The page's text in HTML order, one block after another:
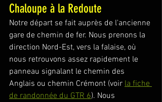
Chaloupe à la Redoute
Notre départ se fait auprès de l'ancienne
gare de chemin de fer. Nous prenons la
direction Nord-Est, vers la falaise, où
nous retrouvons assez rapidement le
panneau signalant le chemin des
Anglais ou chemin Crémont (voir la fiche
de randonnée du GTR 6). Nous